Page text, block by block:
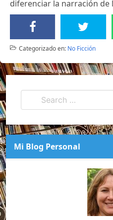
diferenciar la narración de
Categorizado en: No Ficción
Mi Blog Personal